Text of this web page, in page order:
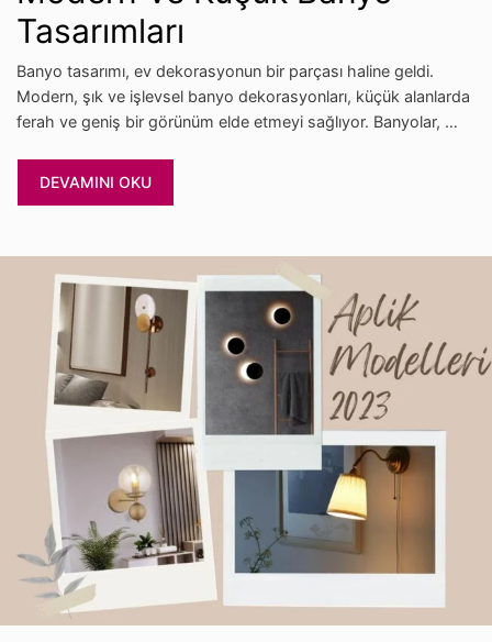
Tasarımları
Banyo tasarımı, ev dekorasyonun bir parçası haline geldi.
Modern, şık ve işlevsel banyo dekorasyonları, küçük alanlarda
ferah ve geniş bir görünüm elde etmeyi sağlıyor. Banyolar, …
DEVAMINI OKU